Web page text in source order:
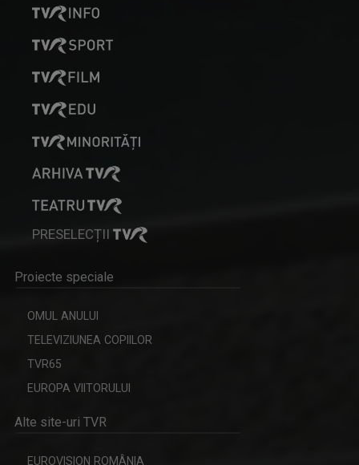
PRESELECȚII
Proiecte speciale
OMUL ANULUI
TELEVIZIUNEA COPIILOR
TVR65
EUROPA VIITORULUI
Alte site-uri TVR
EUROVISION ROMÂNIA